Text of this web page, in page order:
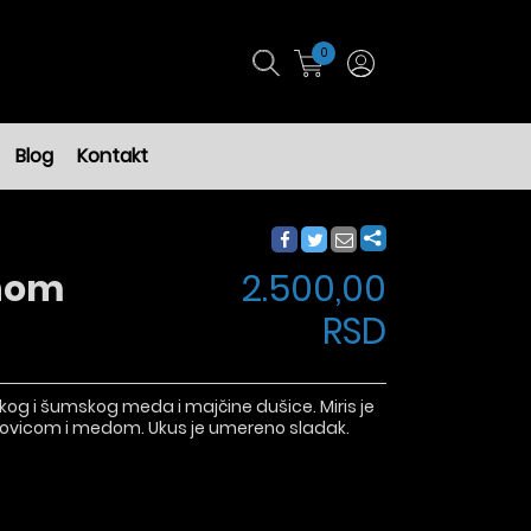
0
Blog Kontakt
2.500,00
RSD
i šumskog meda i majčine dušice. Miris je
i medom. Ukus je umereno sladak.